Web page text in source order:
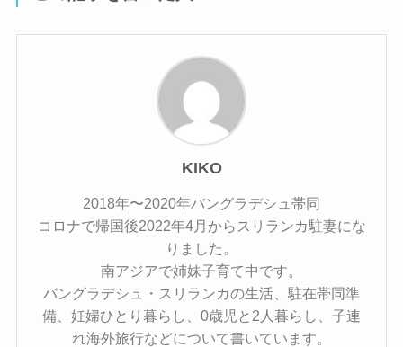
KIKO
2018年〜2020年バングラデシュ帯同
コロナで帰国後2022年4月からスリランカ駐妻にな
りました。
南アジアで姉妹子育て中です。
バングラデシュ・スリランカの生活、駐在帯同準
備、妊婦ひとり暮らし、0歳児と2人暮らし、子連
れ海外旅行などについて書いています。